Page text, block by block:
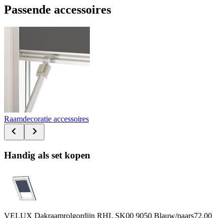
Passende accessoires
Raamdecoratie accessoires
Handig als set kopen
VELUX Dakraamrolgordijn RHL SK00 9050 Blauw/paars72.00